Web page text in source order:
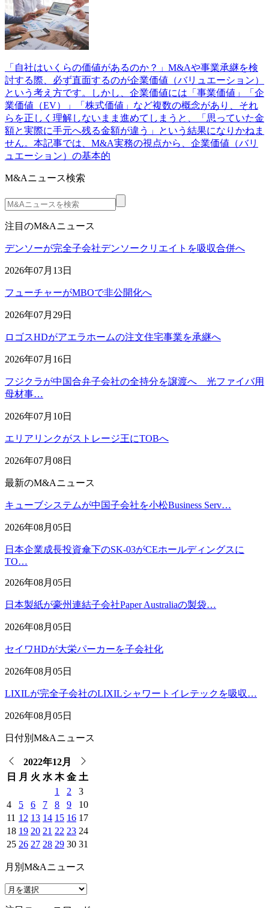
「自社はいくらの価値があるのか？」M&Aや事業承継を検
討する際、必ず直面するのが企業価値（バリュエーション）
という考え方です。しかし、企業価値には「事業価値」「企
業価値（EV）」「株式価値」など複数の概念があり、それ
らを正しく理解しないまま進めてしまうと、「思っていた金
額と実際に手元へ残る金額が違う」という結果になりかねま
せん。本記事では、M&A実務の視点から、企業価値（バリ
ュエーション）の基本的
M&Aニュース検索
注目のM&Aニュース
デンソーが完全子会社デンソークリエイトを吸収合併へ
2026年07月13日
フューチャーがMBOで非公開化へ
2026年07月29日
ロゴスHDがアエラホームの注文住宅事業を承継へ
2026年07月16日
フジクラが中国合弁子会社の全持分を譲渡へ 光ファイバ用
母材事…
2026年07月10日
エリアリンクがストレージ王にTOBへ
2026年07月08日
最新のM&Aニュース
キューブシステムが中国子会社を小松Business Serv…
2026年08月05日
日本企業成長投資傘下のSK-03がCEホールディングスに
TO…
2026年08月05日
日本製紙が豪州連結子会社Paper Australiaの製袋…
2026年08月05日
セイワHDが大栄パーカーを子会社化
2026年08月05日
LIXILが完全子会社のLIXILシャワートイレテックを吸収…
2026年08月05日
日付別M&Aニュース
2022年12月
日
月 火 水 木 金 土
1
2
3
4
5 6 7 8 9
10
11 12 13 14 15 16 17
18 19 20 21 22 23 24
25 26 27 28 29 30 31
月別M&Aニュース